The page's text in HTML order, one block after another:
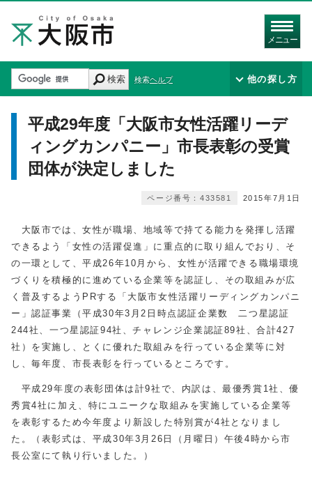
メニュー
検索 検索ヘルプ 他の探し方
平成29年度「大阪市女性活躍リーデ
ィングカンパニー」市長表彰の受賞
団体が決定しました
2015年7月1日
ページ番号：433581
大阪市では、女性が職場、地域等で持てる能力を発揮し活躍
できるよう「女性の活躍促進」に重点的に取り組んでおり、そ
の一環として、平成26年10月から、女性が活躍できる職場環境
づくりを積極的に進めている企業等を認証し、その取組みが広
く普及するようPRする「大阪市女性活躍リーディングカンパニ
ー」認証事業（平成30年3月2日時点認証企業数 二つ星認証
244社、一つ星認証94社、チャレンジ企業認証89社、合計427
社）を実施し、とくに優れた取組みを行っている企業等に対
し、毎年度、市長表彰を行っているところです。
平成29年度の表彰団体は計9社で、内訳は、最優秀賞1社、優
秀賞4社に加え、特にユニークな取組みを実施している企業等
を表彰するため今年度より新設した特別賞が4社となりまし
た。（表彰式は、平成30年3月26日（月曜日）午後4時から市
長公室にて執り行いました。）